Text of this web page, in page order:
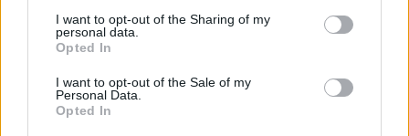
I want to opt-out of the Sharing of my
personal data.
Opted In
I want to opt-out of the Sale of my
Personal Data.
Opted In
ΕΛΣΤΑΤ: Στο 3,4% υποχώρησε ο πληθωρισμός τον
Ιούλιο – Πού εντοπίζονται οι μεγαλύτερες μειώσεις
07/08/2026
Έκθεση του ΟΟΣΑ για την ελληνική οικονομία: